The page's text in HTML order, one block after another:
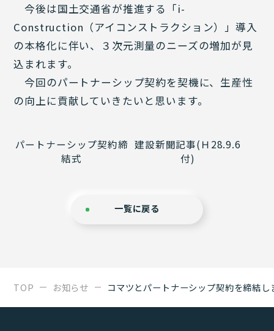
今後は国土交通省が推進する「i-
Construction（アイコンストラクション）」導入
の本格化に伴い、３次元測量のニーズの増加が見
込まれます。
今回のパートナーシップ契約を契機に、生産性
の向上に貢献していきたいと思います。
パートナーシップ契約締
結式
建設新聞記事(Ｈ28.9.6
付)
一覧に戻る
TOP お知らせ コマツとパートナーシップ契約を締結し